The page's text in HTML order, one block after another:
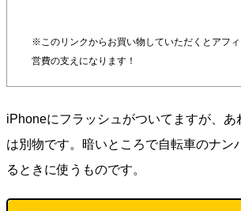
※このリンクからお買い物していただくとアフ
営費の支えになります！
iPhoneにフラッシュがついてますが、あ
は別物です。暗いところで自転車のナン
るときに使うものです。